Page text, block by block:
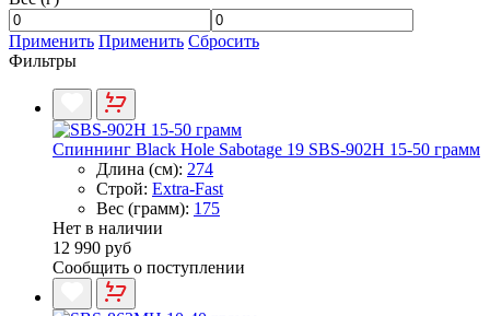
Применить Применить Сбросить
Фильтры
Спиннинг Black Hole Sabotage 19 SBS-902H 15-50 грамм
Длина (см): 274
Строй: Extra-Fast
Вес (грамм): 175
Нет в наличии
12 990 руб
Сообщить о поступлении